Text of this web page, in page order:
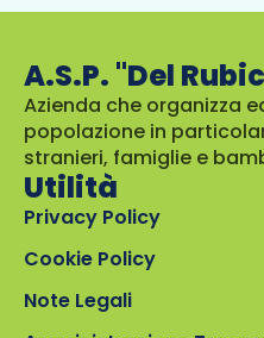
A.S.P. "Del
Azienda che organizza
popolazione in
stranieri, famiglie e
Utilità
Privacy Policy
Cookie Policy
Note Legali